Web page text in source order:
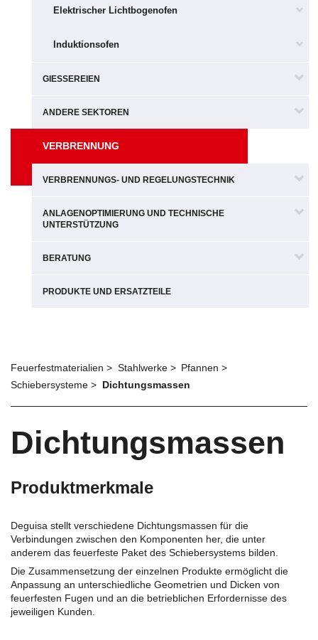
Elektrischer Lichtbogenofen
Induktionsofen
GIESSEREIEN
ANDERE SEKTOREN
VERBRENNUNG
VERBRENNUNGS- UND REGELUNGSTECHNIK
ANLAGENOPTIMIERUNG UND TECHNISCHE
UNTERSTÜTZUNG
BERATUNG
PRODUKTE UND ERSATZTEILE
Feuerfestmaterialien Stahlwerke
Pfannen
Schiebersysteme
Dichtungsmassen
Dichtungsmassen
Produktmerkmale
Deguisa stellt verschiedene Dichtungsmassen für die
Verbindungen zwischen den Komponenten her, die unter
anderem das feuerfeste Paket des Schiebersystems bilden.
Die Zusammensetzung der einzelnen Produkte ermöglicht die
Anpassung an unterschiedliche Geometrien und Dicken von
feuerfesten Fugen und an die betrieblichen Erfordernisse des
jeweiligen Kunden.